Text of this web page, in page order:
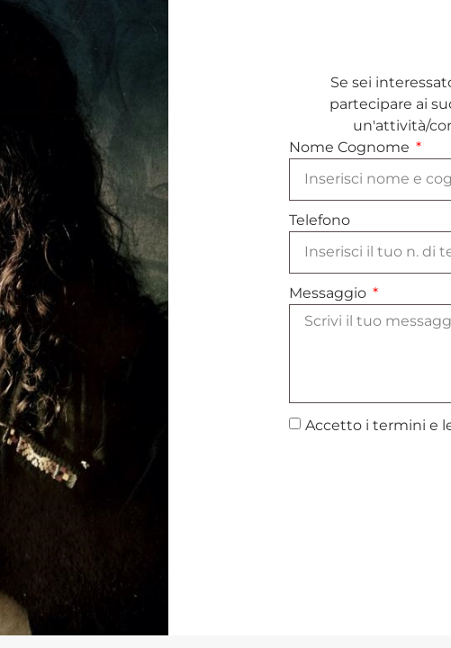
Se sei
partecipare ai
un'attività/
Nome Cognome
Telefono
Messaggio
Accetto i termini e